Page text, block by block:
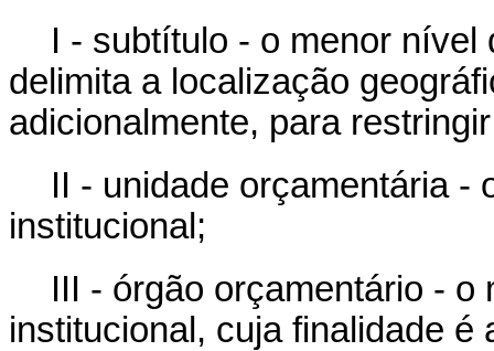
I - subtítulo - o menor
delimita a localização
adicionalmente, para
II - unidade orçamentária -
institucional;
III - órgão orçamentário -
institucional, cuja finalidade